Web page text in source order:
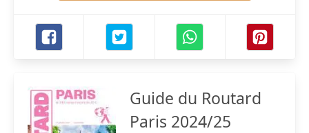
Guide du Routard
Paris 2024/25